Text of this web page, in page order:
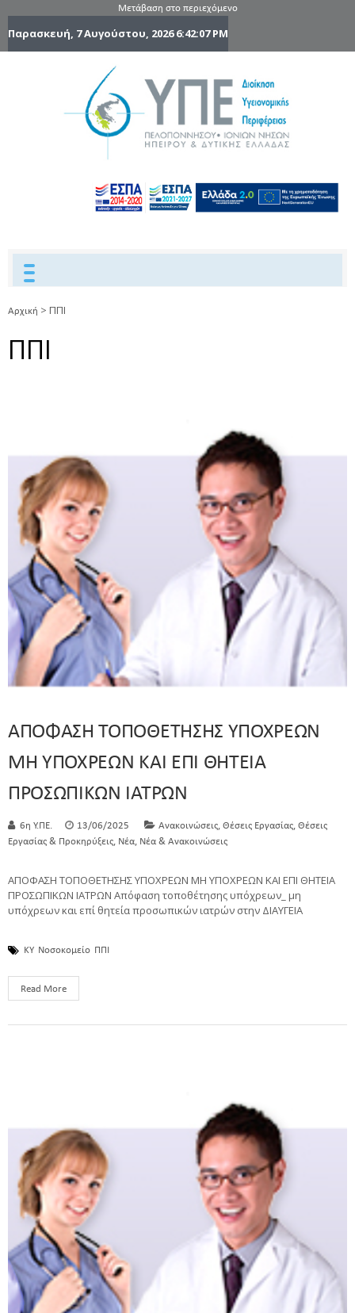
Μετάβαση στο περιεχόμενο
Παρασκευή, 7 Αυγούστου, 20266:42:08 PM
Ηπείρου
Δυτικής
Ελλάδας
Αρχική > ΠΠΙ
ΠΠΙ
ΑΠΟΦΑΣΗ ΤΟΠΟΘΕΤΗΣΗΣ ΥΠΟΧΡΕΩΝ
ΜΗ ΥΠΟΧΡΕΩΝ ΚΑΙ ΕΠΙ ΘΗΤΕΙΑ
ΠΡΟΣΩΠΙΚΩΝ ΙΑΤΡΩΝ
6η Υ.ΠΕ. 13/06/2025 Ανακοινώσεις, Θέσεις Εργασίας, Θέσεις
Εργασίας & Προκηρύξεις, Νέα, Νέα & Ανακοινώσεις
ΑΠΟΦΑΣΗ ΤΟΠΟΘΕΤΗΣΗΣ ΥΠΟΧΡΕΩΝ ΜΗ ΥΠΟΧΡΕΩΝ ΚΑΙ ΕΠΙ ΘΗΤΕΙΑ
ΠΡΟΣΩΠΙΚΩΝ ΙΑΤΡΩΝ Απόφαση τοποθέτησης υπόχρεων_ μη
υπόχρεων και επί θητεία προσωπικών ιατρών στην ΔΙΑΥΓΕΙΑ
ΚΥ Νοσοκομείο ΠΠΙ
Read More